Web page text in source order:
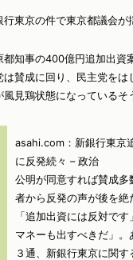
行東京の件で東京都議会
都知事の400億円追加出資
は賛成に回り、民主党を
風見鶏状態になっているそ
asahi.com：新銀行東京
に反発続々 – 政治
公明が同意すれば賛成
者から反発の声が後を絶
「追加出資には反対で
マネーも出すべきだ」
３通、新銀行東京に関